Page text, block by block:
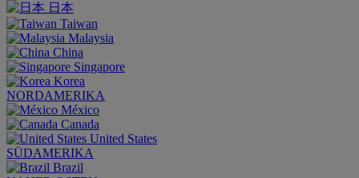
日本
Taiwan
Malaysia
China
Singapore
Korea
NORDAMERIKA
México
Canada
United States
SÜDAMERIKA
Brazil